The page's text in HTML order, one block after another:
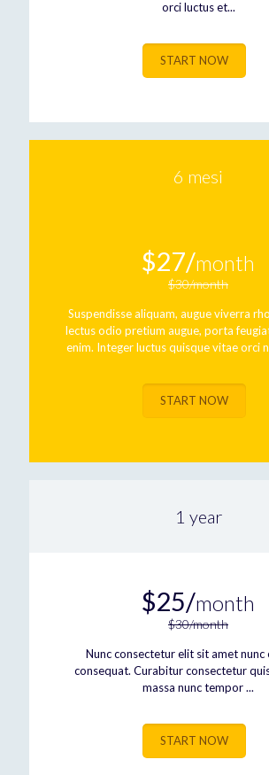
orci luctus et...
START NOW
6 mesi
$27/month
$30/month
Suspendisse aliquam, augue viverra
lectus odio pretium augue, porta
enim. Integer luctus quisque vitae orci
START NOW
1 year
$25/month
$30/month
Nunc consectetur elit sit amet nunc
consequat. Curabitur consectetur
massa nunc tempor ...
START NOW